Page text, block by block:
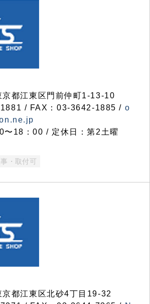
都江東区門前仲町1-13-10
/ FAX：03-3642-1885 / o
〜18：00 / 定休日：第2土曜
・取付可
都江東区北砂4丁目19-32